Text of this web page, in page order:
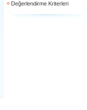
Değerlendirme Kriterleri